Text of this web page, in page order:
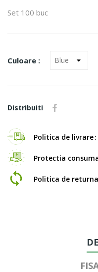
Set 100 buc
Culoare :
Distribuiti
Politica de livrare
Protectia
Politica de